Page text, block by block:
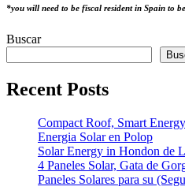
*you will need to be fiscal resident in Spain to
Buscar
Recent Posts
Compact Roof, Smart
Energia Solar en Polop
Solar Energy in Hondon de
4 Paneles Solar, Gata de
Paneles Solares para su